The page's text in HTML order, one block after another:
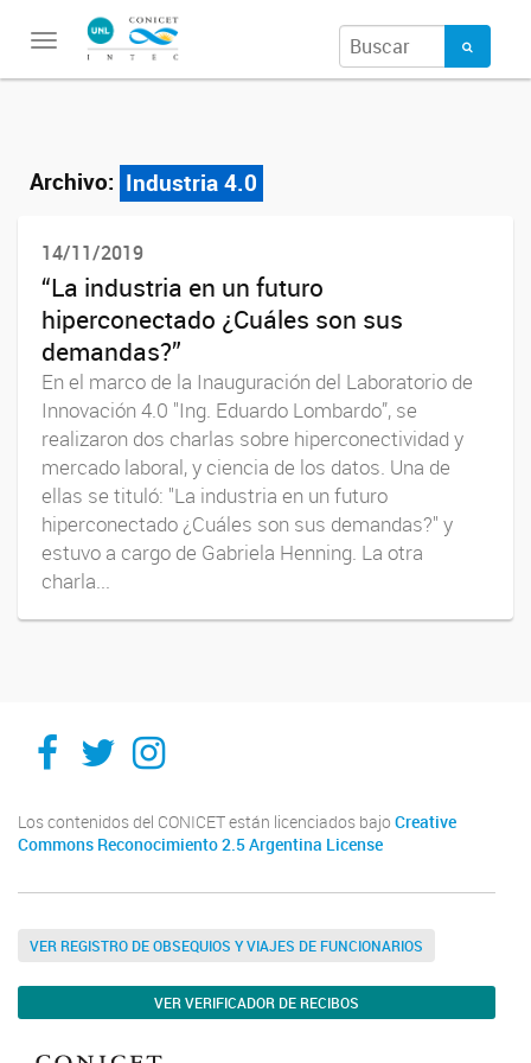
Toggle
Archivo: Industria 4.0
14/11/2019
“La industria en un futuro
hiperconectado ¿Cuáles son sus
demandas?”
En el marco de la Inauguración del Laboratorio de
Innovación 4.0 "Ing. Eduardo Lombardo”, se
realizaron dos charlas sobre hiperconectividad y
mercado laboral, y ciencia de los datos. Una de
ellas se tituló: "La industria en un futuro
hiperconectado ¿Cuáles son sus demandas?" y
estuvo a cargo de Gabriela Henning. La otra
charla...
Facebook
TwitterInstagram
Los contenidos del CONICET están licenciados bajo Creative
Commons Reconocimiento 2.5 Argentina License
VER REGISTRO DE OBSEQUIOS Y VIAJES DE FUNCIONARIOS
VER VERIFICADOR DE RECIBOS